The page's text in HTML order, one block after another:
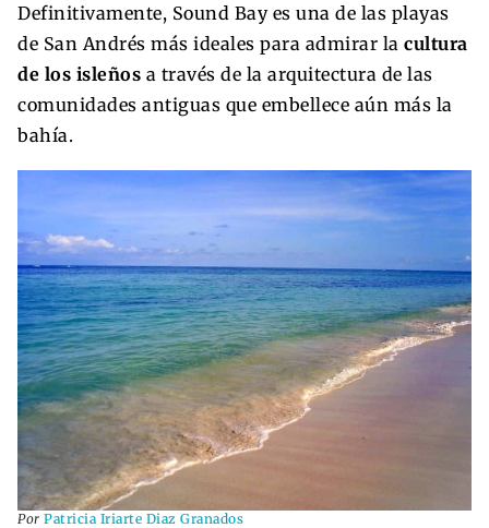
Definitivamente, Sound Bay es una de las playas
de San Andrés más ideales para admirar la cultura
de los isleños a través de la arquitectura de las
comunidades antiguas que embellece aún más la
bahía.
Por Patricia Iriarte Diaz Granados